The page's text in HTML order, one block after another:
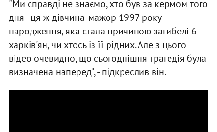
"Ми справді не знаємо, хто був за кермом того
дня - ця ж дівчина-мажор 1997 року
народження, яка стала причиною загибелі 6
харків'ян, чи хтось із її рідних. Але з цього
відео очевидно, що сьогоднішня трагедія була
визначена наперед", - підкреслив він.